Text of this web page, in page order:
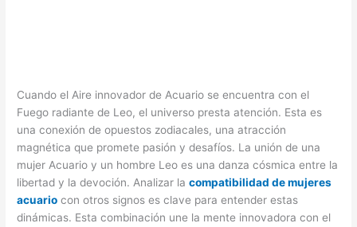
Cuando el Aire innovador de Acuario se encuentra con el
Fuego radiante de Leo, el universo presta atención. Esta es
una conexión de opuestos zodiacales, una atracción
magnética que promete pasión y desafíos. La unión de una
mujer Acuario y un hombre Leo es una danza cósmica entre la
libertad y la devoción. Analizar lacompatibilidad de mujeres
acuario con otros signos es clave para entender estas
dinámicas. Esta combinación une la mente innovadora con el